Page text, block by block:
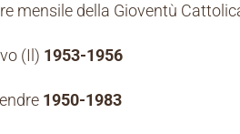
mensile della Gioventù
(Il) 1953-1956
1950-1983